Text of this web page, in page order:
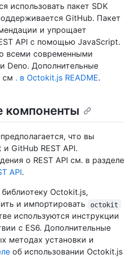
использовать пакет SDK
GitHub. Пакет
и упрощает
API с помощью JavaScript.
всеми современными
Deno. Дополнительные
см . в Octokit.js README.
что вы
GitHub REST API.
о REST API см. в разделе
API.
Octokit.js,
и импортировать
octokit
используются инструкции
с ES6. Дополнительные
методах установки и
об использовании Octokit.js